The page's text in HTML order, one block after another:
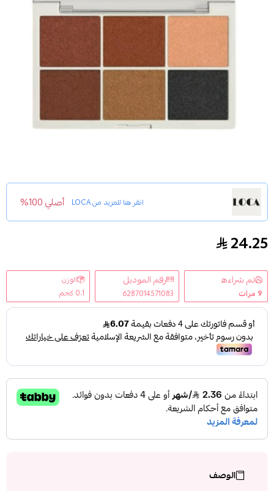
انقر هنا للمزيد منLOCA أصلي 100%
باليت ظلال عيون ميني من لوكا
24.25
تم شراءه
9 مرات
رقم الموديل
6287014571083
الوزن
0.1 كجم
الوصف